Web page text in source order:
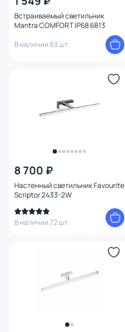
Встраиваемый светильник
Mantra COMFORT IP68 6813
В наличии 63 шт.
8 700 ₽
Настенный светильник Favourite
Scriptor 2433-2W
В наличии 72 шт.
Мощность ламп